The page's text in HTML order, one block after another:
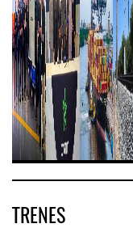
TRENES